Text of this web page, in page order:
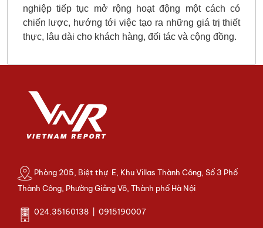
nghiệp tiếp tục mở rộng hoạt động một cách có
chiến lược, hướng tới việc tạo ra những giá trị thiết
thực, lâu dài cho khách hàng, đối tác và cộng đồng.
Phòng 205, Biệt thự E, Khu Villas Thành Công, Số 3 Phố
Thành Công, Phường Giảng Võ, Thành phố Hà Nội
024.35160138 | 0915190007